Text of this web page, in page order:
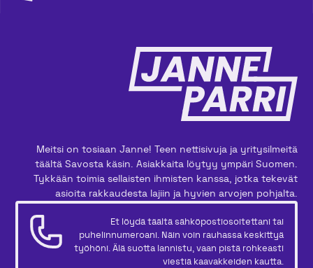
Meitsi on tosiaan Janne! Teen nettisivuja ja yritysilmeitä
täältä Savosta käsin. Asiakkaita löytyy ympäri Suomen.
Tykkään toimia sellaisten ihmisten kanssa, jotka tekevät
asioita rakkaudesta lajiin ja hyvien arvojen pohjalta.
Et löydä täältä sähköpostiosoitettani tai
puhelinnumeroani. Näin voin rauhassa keskittyä
työhöni. Älä suotta lannistu, vaan pistä rohkeasti
viestiä kaavakkeiden kautta.